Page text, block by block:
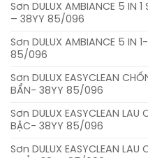
Sơn DULUX AMBIANCE 5 IN 1
– 38YY 85/096
Sơn DULUX AMBIANCE 5 IN
85/096
Sơn DULUX EASYCLEAN
BẨN- 38YY 85/096
Sơn DULUX EASYCLEAN LAU
BẬC- 38YY 85/096
Sơn DULUX EASYCLEAN LAU